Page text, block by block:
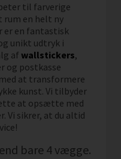
til farverige
rum en helt ny
en fantastisk
unikt udtryk i
afwallstickers,
og postkasse
at transformere
kunst. Vi tilbyder
at opsætte med
Vi sikrer, at du altid
bare 4 vægge.